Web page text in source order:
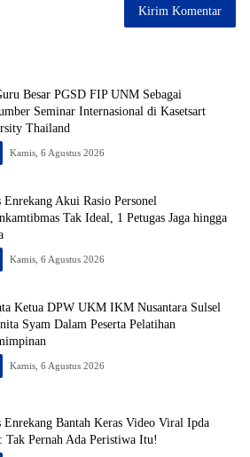
Besar PGSD FIP UNM Sebagai
Seminar Internasional di Kasetsart
Thailand
Kamis, 6 Agustus 2026
Enrekang Akui Rasio Personel
Tak Ideal, 1 Petugas Jaga hingga
Kamis, 6 Agustus 2026
Ketua DPW UKM IKM Nusantara Sulsel
Syam Dalam Peserta Pelatihan
Kamis, 6 Agustus 2026
Enrekang Bantah Keras Video Viral Ipda
Tak Pernah Ada Peristiwa Itu!